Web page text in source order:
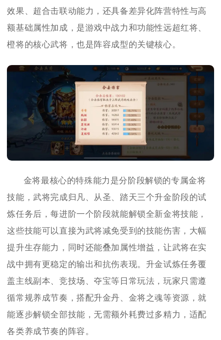
效果、超合击联动能力，还具备差异化阵营特性与高
额基础属性加成，是游戏中战力和功能性远超红将、
橙将的核心武将，也是阵容成型的关键核心。
金将最核心的特殊能力是分阶段解锁的专属金将
技能，武将完成归凡、从圣、踏天三个升金阶段的试
炼任务后，每进阶一个阶段就能解锁全新金将技能，
这些技能可以直接为武将减免受到的技能伤害，大幅
提升生存能力，同时还能叠加属性增益，让武将在实
战中拥有更稳定的输出和抗伤表现。升金试炼任务覆
盖主线副本、竞技场、夺宝等日常玩法，玩家只需遵
循常规养成节奏，搭配升金丹、金将之魂等资源，就
能逐步解锁全部技能，无需额外耗费过多精力，适配
各类养成节奏的阵容。